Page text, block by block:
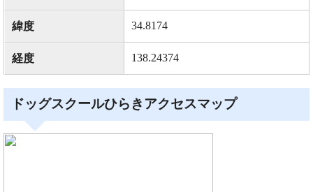
緯度 34.8174
経度 138.24374
ドッグスクールひらきアクセスマップ